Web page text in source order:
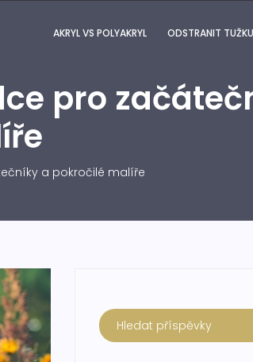
AKRYL VS POLYAKRYL ODSTRANIT TUŽKU
pro
a pokročilé malíře